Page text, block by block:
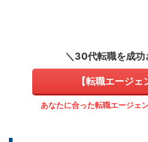
＼30代転職を成功
【転職エージェ
あなたに合った転職エージェ